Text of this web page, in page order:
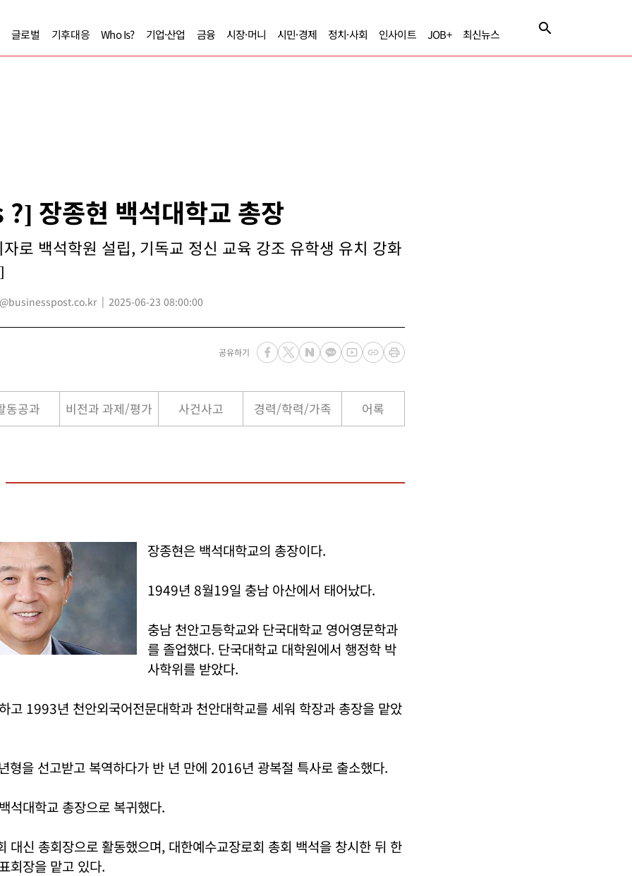
글로벌 기후대응 Who Is? 기업·산업 금융 시장·머니 시민·경제 정치·사회 인사이트 JOB+ 최신뉴스
장종현 백석대학교 총장
로 백석학원 설립, 기독교 정신 교육 강조 유학생 유치 강화
2025-06-23 08:00:00
공유하기
동공과 비전과 과제/평가 사건사고 경력/학력/가족 어록
장종현은 백석대학교의 총장이다.
1949년 8월19일 충남 아산에서 태어났다.
충남 천안고등학교와 단국대학교 영어영문학과
를 졸업했다. 단국대학교 대학원에서 행정학 박
사학위를 받았다.
고 1993년 천안외국어전문대학과 천안대학교를 세워 학장과 총장을 맡았
형을 선고받고 복역하다가 반 년 만에 2016년 광복절 특사로 출소했다.
석대학교 총장으로 복귀했다.
대신 총회장으로 활동했으며, 대한예수교장로회 총회 백석을 창시한 뒤 한
회장을 맡고 있다.